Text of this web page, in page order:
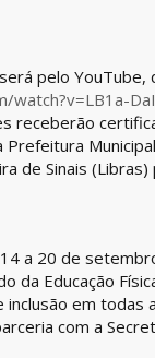
pelo YouTube,
watch?v=LB1a-
receberão
de Sinais (Libras)
a 20 de
da Educação
em
com a